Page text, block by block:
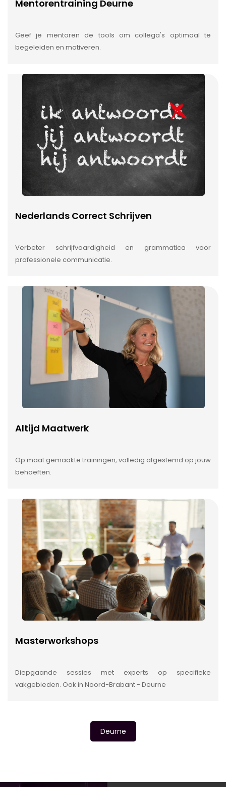
Mentorentraining Deurne
Geef je mentoren de tools om collega's optimaal te
begeleiden en motiveren.
Nederlands Correct Schrijven
Verbeter schrijfvaardigheid en grammatica voor
professionele communicatie.
Altijd Maatwerk
Op maat gemaakte trainingen, volledig afgestemd op jouw
behoeften.
Masterworkshops
Diepgaande sessies met experts op specifieke
vakgebieden. Ook in Noord-Brabant - Deurne
Deurne